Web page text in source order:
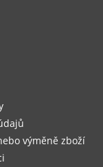
výměně zboží